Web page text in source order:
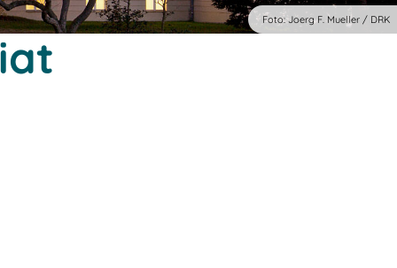
Foto: Joerg F. Mueller / DRK